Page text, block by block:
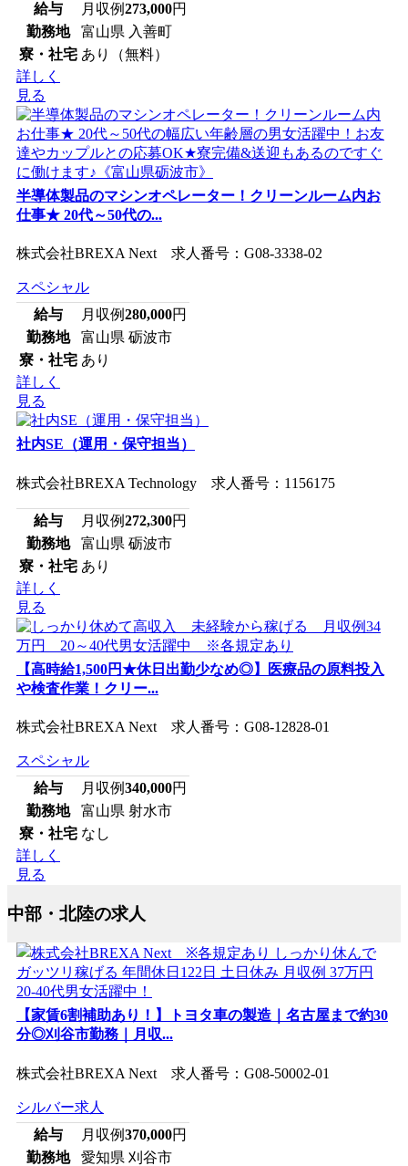
給与
月収例273,000円
勤務地
富山県 入善町
寮・社宅 あり（無料）
詳しく
見る
半導体製品のマシンオペレーター！クリーンルーム内お
仕事★ 20代～50代の...
株式会社BREXA Next 求人番号：G08-3338-02
スペシャル
給与
月収例280,000円
勤務地
富山県 砺波市
寮・社宅 あり
詳しく
見る
社内SE（運用・保守担当）
株式会社BREXA Technology 求人番号：1156175
給与 月収例272,300円
勤務地
富山県 砺波市
寮・社宅 あり
詳しく
見る
【高時給1,500円★休日出勤少なめ◎】医療品の原料投入
や検査作業！クリー...
株式会社BREXA Next 求人番号：G08-12828-01
スペシャル
給与
月収例340,000円
勤務地
富山県 射水市
寮・社宅 なし
詳しく
見る
中部・北陸の求人
【家賃6割補助あり！】トヨタ車の製造｜名古屋まで約30
分◎刈谷市勤務｜月収...
株式会社BREXA Next 求人番号：G08-50002-01
シルバー求人
給与
月収例370,000円
勤務地
愛知県 刈谷市